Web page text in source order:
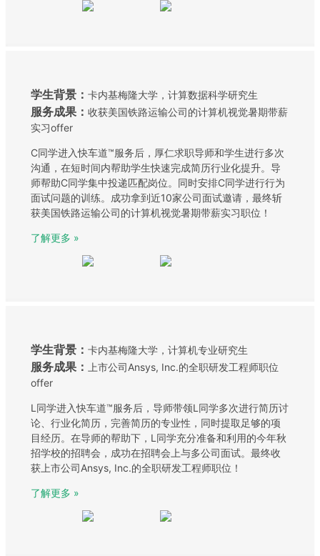
学生背景： 卡内基梅隆大学，计算数据科学研究生
服务成果： 收获美国铁路运输公司的计算机视觉暑期带薪
实习offer
C同学进入快车道™服务后，厚仁求职导师和学生进行多次
沟通，在短时间内帮助学生快速完成简历行业化提升。导
师帮助C同学集中投递匹配岗位。同时安排C同学进行行为
面试问题的训练。成功拿到近10家公司面试邀请，最终斩
获美国铁路运输公司的计算机视觉暑期带薪实习职位！
了解更多 »
学生背景： 卡内基梅隆大学，计算机专业研究生
服务成果：
上市公司Ansys, Inc.的全职研发工程师职位
offer
L同学进入快车道™服务后，导师带领L同学多次进行简历讨
论、行业化简历，完善简历的专业性，同时提取足够的项
目经历。在导师的帮助下，L同学充分准备和利用的今年秋
招学校的招聘会，成功在招聘会上与多公司面试。最终收
获上市公司Ansys, Inc.的全职研发工程师职位！
了解更多 »